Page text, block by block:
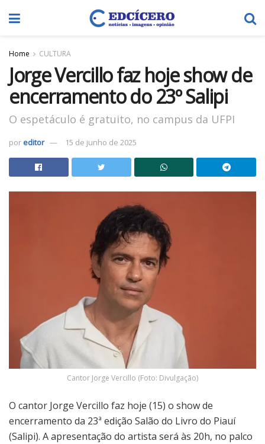
Home CULTURA
Jorge Vercillo faz hoje show de
encerramento do 23º Salipi
O espetáculo é gratuito, no campus da UFPI
por editor 15 de junho de 2025
Cantor Jorge Vercillo (Foto: Divulgação)
O cantor Jorge Vercillo faz hoje (15) o show de
encerramento da 23ª edição Salão do Livro do Piauí
(Salipi). A apresentação do artista será às 20h, no palco